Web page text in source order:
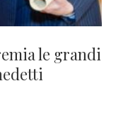
le grandi